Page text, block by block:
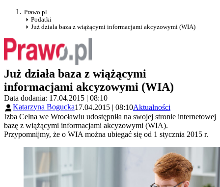
Prawo.pl
Podatki
Już działa baza z wiążącymi informacjami akcyzowymi (WIA)
Już działa baza z wiążącymi
informacjami akcyzowymi (WIA)
Data dodania: 17.04.2015 | 08:10
Katarzyna Bogucka17.04.2015 | 08:10Aktualności
Izba Celna we Wrocławiu udostępniła na swojej stronie internetowej
bazę z wiążącymi informacjami akcyzowymi (WIA).
Przypomnijmy, że o WIA można ubiegać się od 1 stycznia 2015 r.